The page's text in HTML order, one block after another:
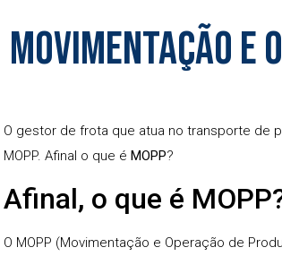
Movimentação e
O gestor de frota que atua no transporte de
MOPP. Afinal o que é MOPP?
Afinal, o que é
O MOPP (Movimentação e Operação de